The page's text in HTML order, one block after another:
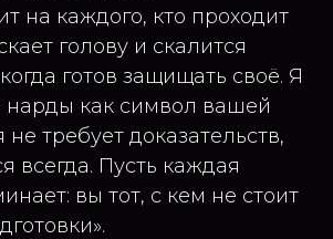
на каждого, кто проходит
голову и скалится
готов защищать своё. Я
как символ вашей
требует доказательств,
всегда. Пусть каждая
вы тот, с кем не стоит